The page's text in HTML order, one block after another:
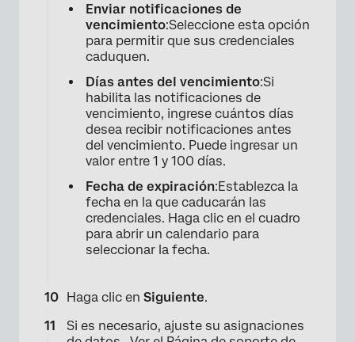
×
Enviar notificaciones de
vencimiento:Seleccione esta opción
para permitir que sus credenciales
caduquen.
Días antes del vencimiento:Si
habilita las notificaciones de
vencimiento, ingrese cuántos días
desea recibir notificaciones antes
del vencimiento. Puede ingresar un
valor entre 1 y 100 días.
Fecha de expiración:Establezca la
fecha en la que caducarán las
credenciales. Haga clic en el cuadro
para abrir un calendario para
seleccionar la fecha.
Haga clic en Siguiente.
Si es necesario, ajuste su asignaciones